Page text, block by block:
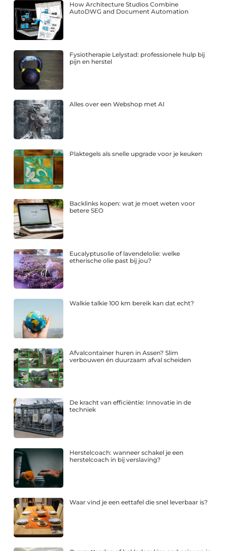
How Architecture Studios Combine
AutoDWG and Document Automation
Fysiotherapie Lelystad: professionele hulp bij
pijn en herstel
Alles over een Webshop met AI
Plaktegels als snelle upgrade voor je keuken
Backlinks kopen: wat je moet weten voor
betere SEO
Eucalyptusolie of lavendelolie: welke
etherische olie past bij jou?
Walkie talkie 100 km bereik kan dat echt?
Afvalcontainer huren in Assen? Slim
verbouwen én duurzaam afval scheiden
De kracht van efficiëntie: Innovatie in de
techniek
Herstelcoach: wanneer schakel je een
herstelcoach in bij verslaving?
Waar vind je een eettafel die snel leverbaar is?